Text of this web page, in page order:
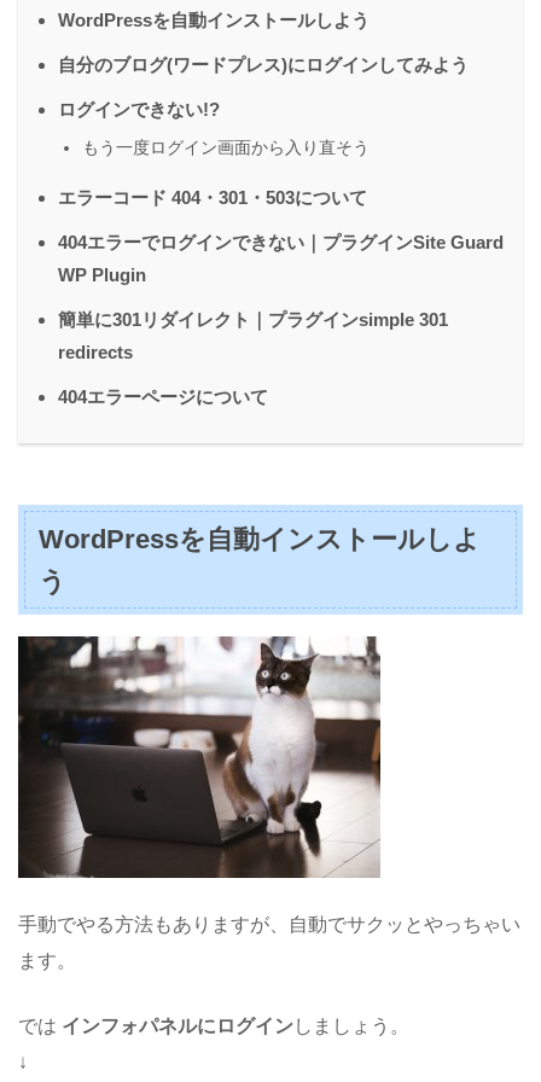
WordPressを自動インストールしよう
自分のブログ(ワードプレス)にログインしてみよう
ログインできない!?
もう一度ログイン画面から入り直そう
エラーコード 404・301・503について
404エラーでログインできない｜プラグインSite Guard
WP Plugin
簡単に301リダイレクト｜プラグインsimple 301
redirects
404エラーページについて
WordPressを自動インストールしよ
う
手動でやる方法もありますが、自動でサクッとやっちゃい
ます。
では インフォパネルにログインしましょう。
↓